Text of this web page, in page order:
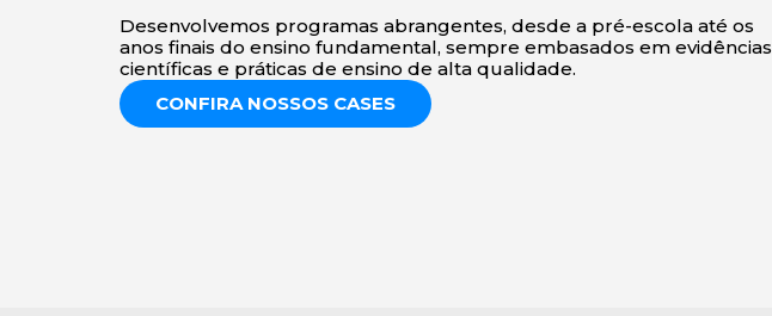
Desenvolvemos programas abrangentes, desde a pré-escola até os
anos finais do ensino fundamental, sempre embasados em evidências
científicas e práticas de ensino de alta qualidade.
CONFIRA NOSSOS CASES